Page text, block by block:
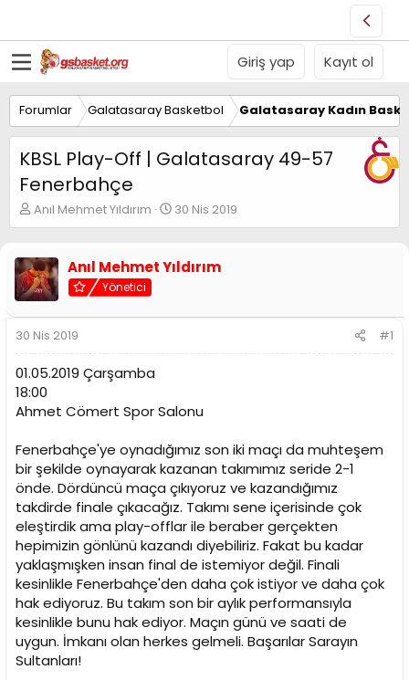
Giriş yap Kayıt ol
Forumlar Galatasaray Basketbol Galatasaray Kadın
KBSL Play-Off | Galatasaray 49-57
Fenerbahçe
K
o
u
y
u
B
a
ş
l
a
t
a
n
Anıl Mehmet Yıldırım
B
a
a
ı
t
i
h
30 Nis 2019
Anıl Mehmet Yıldırım
Yönetici
30 Nis 2019 #1
01.05.2019 Çarşamba
18:00
Ahmet Cömert Spor Salonu
Fenerbahçe'ye oynadığımız son iki maçı da muhteşem
bir şekilde oynayarak kazanan takımımız seride 2-1
önde. Dördüncü maça çıkıyoruz ve kazandığımız
takdirde finale çıkacağız. Takımı sene içerisinde çok
eleştirdik ama play-offlar ile beraber gerçekten
hepimizin gönlünü kazandı diyebiliriz. Fakat bu kadar
yaklaşmışken insan final de istemiyor değil. Finali
kesinlikle Fenerbahçe'den daha çok istiyor ve daha çok
hak ediyoruz. Bu takım son bir aylık performansıyla
kesinlikle bunu hak ediyor. Maçın günü ve saati de
uygun. İmkanı olan herkes gelmeli. Başarılar Sarayın
Sultanları!